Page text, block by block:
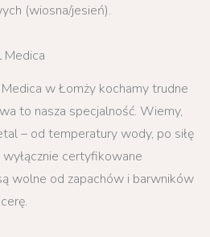
(wiosna/jesień).
Medica
w Łomży kochamy trudne
to nasza specjalność. Wiemy,
– od temperatury wody, po siłę
wyłącznie certyfikowane
wolne od zapachów i barwników